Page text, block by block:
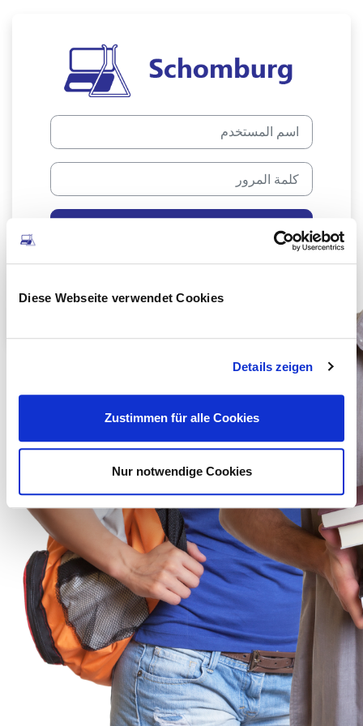
Diese Webseite verwendet Cookies
Details zeigen
Zustimmen für alle Cookies
Nur notwendige Cookies
الدخول إلى Schomburg
اسم المستخدم
كلمة المرور
هل فقدت كلمة المرور؟
ملاحظة ملفات تعريف الارتباط